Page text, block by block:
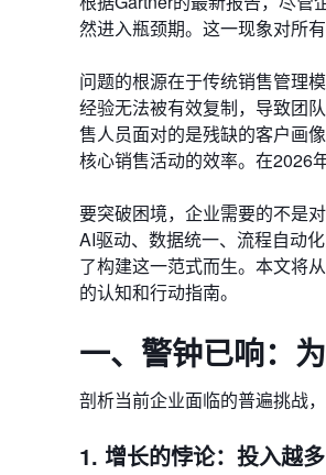
然进入瓶颈期。这一现象对所
问题的根源在于传统销售管理
经验无法被有效复制，导致团
售人员面对的是残缺的客户画像
核心销售活动的效率。在2026
要突破困境，企业需要的不是
AI驱动、数据统一、流程自动
了构建这一范式而生。本文将
的认知和行动指南。
一、警钟已响：
剖析当前企业面临的普遍挑战
1. 增长的悖论：投入越